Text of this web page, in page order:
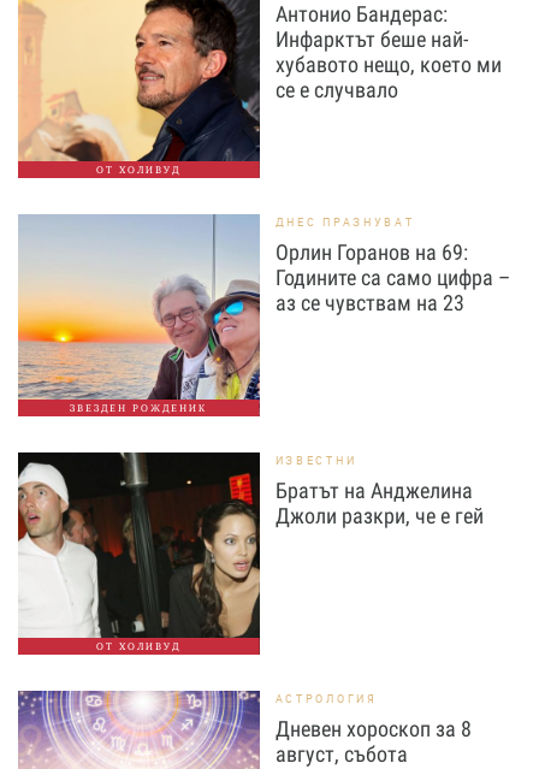
ОТ ХОЛИВУД
Антонио Бандерас:
Инфарктът беше най-
хубавото нещо, което ми
се е случвало
ЗВЕЗДЕН РОЖДЕНИК
ДНЕС ПРАЗНУВАТ
Орлин Горанов на 69:
Годините са само цифра –
аз се чувствам на 23
ОТ ХОЛИВУД
ИЗВЕСТНИ
Братът на Анджелина
Джоли разкри, че е гей
АСТРОЛОГИЯ
Дневен хороскоп за 8
август, събота